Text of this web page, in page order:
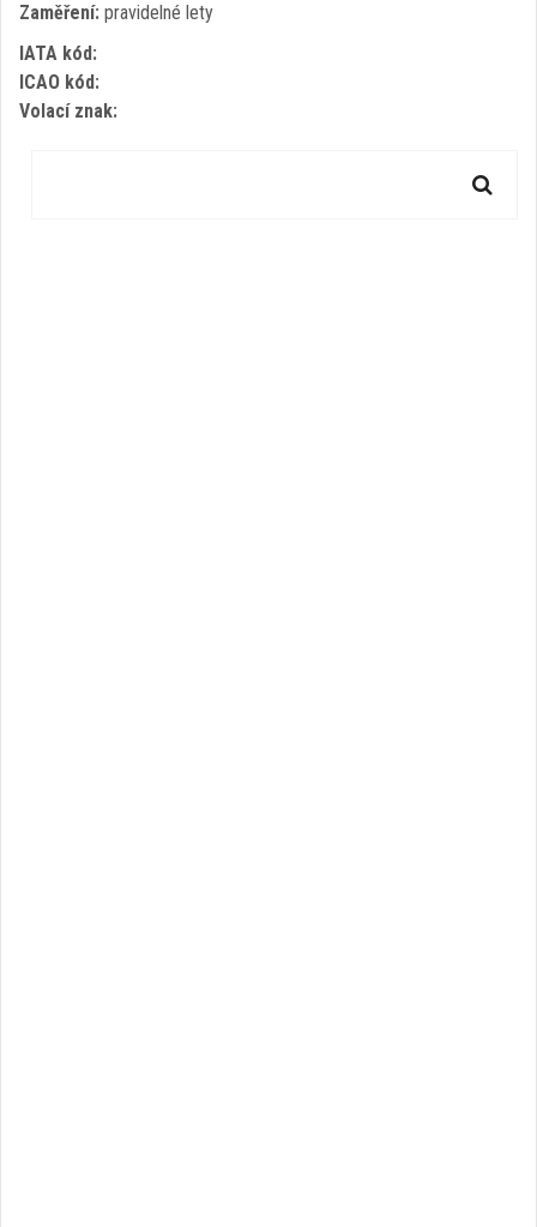
Zaměření: pravidelné lety
IATA kód:
ICAO kód:
Volací znak: